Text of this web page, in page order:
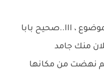
، ااا..صحيح بابا
منك جامد
نهضت من مكانها